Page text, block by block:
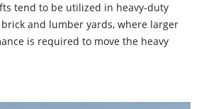
tend to be utilized in heavy-duty
and lumber yards, where larger
is required to move the heavy